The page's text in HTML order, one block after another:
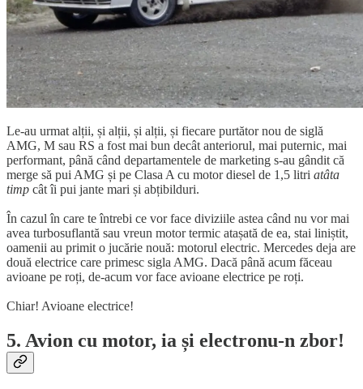
Le-au urmat alții, și alții, și alții, și fiecare purtător nou de siglă
AMG, M sau RS a fost mai bun decât anteriorul, mai puternic, mai
performant, până când departamentele de marketing s-au gândit că
merge să pui AMG și pe Clasa A cu motor diesel de 1,5 litri atâta
timp cât îi pui jante mari și abțibilduri.
În cazul în care te întrebi ce vor face diviziile astea când nu vor mai
avea turbosuflantă sau vreun motor termic atașată de ea, stai liniștit,
oamenii au primit o jucărie nouă: motorul electric. Mercedes deja are
două electrice care primesc sigla AMG. Dacă până acum făceau
avioane pe roți, de-acum vor face avioane electrice pe roți.
Chiar! Avioane electrice!
5. Avion cu motor, ia și electronu-n zbor!